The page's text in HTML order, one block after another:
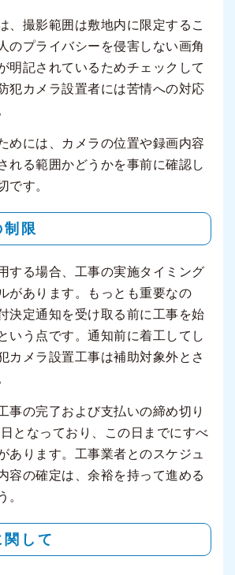
、撮影範囲は敷地内に限定するこ
のプライバシーを侵害しない画角
明記されているためチェックして
犯カメラ設置者には苦情への対応
めには、カメラの位置や録画内容
れる範囲かどうかを事前に確認し
です。
限
する場合、工事の実施タイミング
があります。もっとも重要なの
決定通知を受け取る前に工事を始
いう点です。通知前に着工してし
カメラ設置工事は補助対象外とさ
事の完了および支払いの締め切り
となっており、この日までにすべ
あります。工事業者とのスケジュ
容の確定は、余裕を持って進める
。
して